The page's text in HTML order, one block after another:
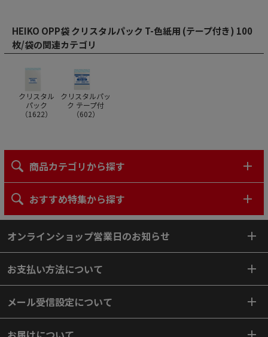
HEIKO OPP袋 クリスタルパック T-色紙用 (テープ付き) 100
枚/袋の関連カテゴリ
クリスタル
パック
（1622）
クリスタルパッ
ク テープ付
（602）
商品カテゴリから探す
おすすめ特集から探す
オンラインショップ営業日のお知らせ
お支払い方法について
メール受信設定について